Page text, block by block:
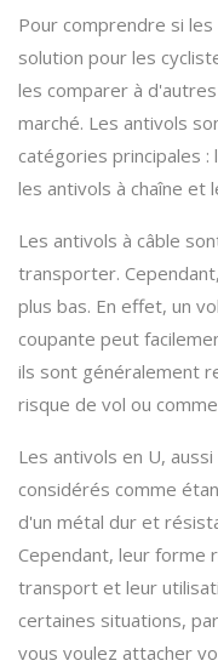
Pour comprendre si
solution pour les
les comparer à
marché. Les antivols
catégories principales :
les antivols à chaîne et
Les antivols à câble
transporter.
plus bas. En effet, un
coupante peut
ils sont généralement
risque de vol ou
Les antivols en U,
considérés comme
d'un métal dur et
Cependant, leur forme
transport et leur
certaines situations,
vous voulez attacher